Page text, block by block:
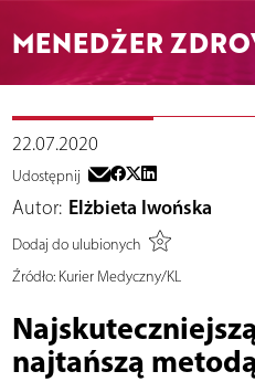
MENEDŻER
22.07.2020
Udostępnij
Autor: Elżbieta Iwońska
Dodaj do ulubionych
Źródło:Kurier Medyczny/KL
najtańszą